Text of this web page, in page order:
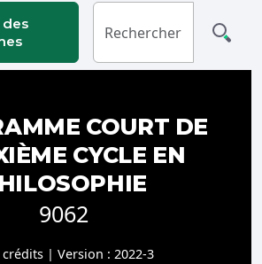
des
COURT DE
CYCLE EN
9062
| Version : 2022-3